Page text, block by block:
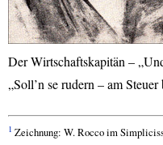
Der Wirtschaftskapitän –
„Soll’n se rudern – am
1 Zeichnung: W. Rocco im